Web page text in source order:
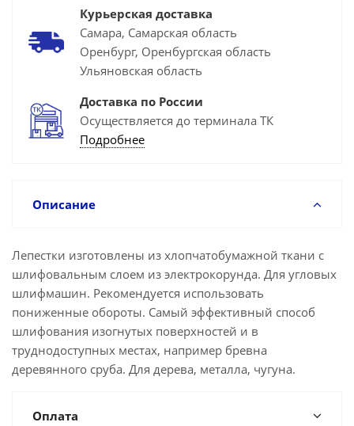
Курьерская доставка
Самара, Самарская область
Оренбург, Оренбургская область
Ульяновская область
Доставка по России
Осуществляется до терминала ТК
Подробнее
Описание
Лепестки изготовлены из хлопчатобумажной ткани с
шлифовальным слоем из электрокорунда. Для угловых
шлифмашин. Рекомендуется использовать
пониженные обороты. Самый эффективный способ
шлифования изогнутых поверхностей и в
труднодоступных местах, например бревна
деревянного сруба. Для дерева, металла, чугуна.
Оплата